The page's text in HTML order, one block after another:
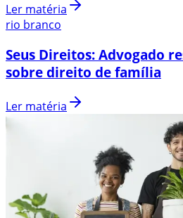
Ler matéria
rio branco
Seus Direitos: Advogado
sobre direito de família
Ler matéria